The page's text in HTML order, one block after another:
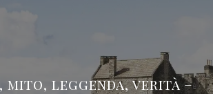
mito, leggenda, verità –